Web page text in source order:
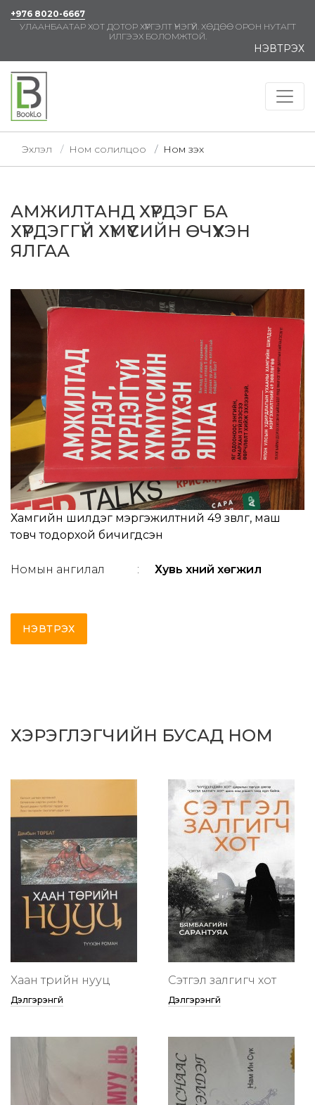
+976 8020-6667
УЛААНБААТАР ХОТ ДОТОР ХҮРГЭЛТ ҮНЭГҮЙ. ХӨДӨӨ ОРОН НУТАГТ
ИЛГЭЭХ БОЛОМЖТОЙ.
НЭВТРЭХ
Эхлэл Ном солилцоо Ном үзэх
АМЖИЛТАНД ХҮРДЭГ БА
ХҮРДЭГГҮЙ ХҮМҮҮСИЙН ӨЧҮҮХЭН
ЯЛГАА
Хамгийн шилдэг мэргэжилтний 49 зөвлөгөө, маш
товч тодорхой бичигдсэн
Номын ангилал : Хувь хүний хөгжил
НЭВТРЭХ
ХЭРЭГЛЭГЧИЙН БУСАД НОМ
Хаан төрийн нууц
Дэлгэрэнгүй
Сэтгэл залгигч хот
Дэлгэрэнгүй